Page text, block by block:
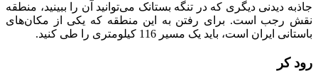
جاذبه دیدنی دیگری که در تنگه بستانک می‌توانید آن را ببینید، منطقه
نقش رجب است. برای رفتن به این منطقه که یکی از مکان‌های
باستانی ایران است، باید یک مسیر 116 کیلومتری را طی کنید.
رود کر